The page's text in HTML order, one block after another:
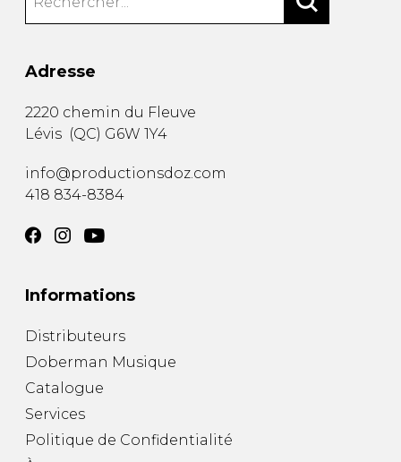
Adresse
2220 chemin du Fleuve
Lévis (QC) G6W 1Y4
info@productionsdoz.com
418 834-8384
Informations
Distributeurs
Doberman Musique
Catalogue
Services
Politique de Confidentialité